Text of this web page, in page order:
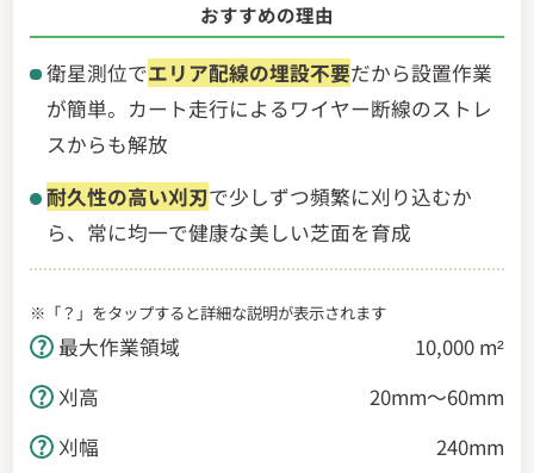
おすすめの理由
衛星測位でエリア配線の埋設不要だから設置作業
が簡単。カート走行によるワイヤー断線のストレ
スからも解放
耐久性の高い刈刃で少しずつ頻繁に刈り込むか
ら、常に均一で健康な美しい芝面を育成
※「？」をタップすると詳細な説明が表示されます
最大作業領域
10,000 m²
刈高
20mm～60mm
刈幅
240mm